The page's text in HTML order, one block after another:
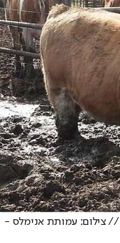
// צילום: עמותת אנימלס -